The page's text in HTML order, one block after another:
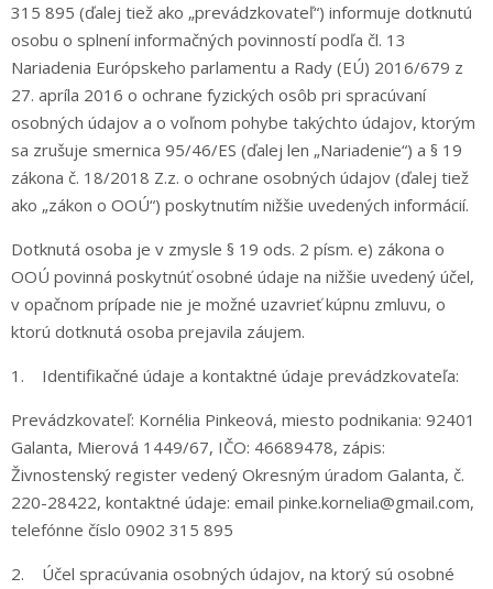
315 895 (ďalej tiež ako „prevádzkovateľ“) informuje dotknutú
osobu o splnení informačných povinností podľa čl. 13
Nariadenia Európskeho parlamentu a Rady (EÚ) 2016/679 z
27. apríla 2016 o ochrane fyzických osôb pri spracúvaní
osobných údajov a o voľnom pohybe takýchto údajov, ktorým
sa zrušuje smernica 95/46/ES (ďalej len „Nariadenie“) a § 19
zákona č. 18/2018 Z.z. o ochrane osobných údajov (ďalej tiež
ako „zákon o OOÚ“) poskytnutím nižšie uvedených informácií.
Dotknutá osoba je v zmysle § 19 ods. 2 písm. e) zákona o
OOÚ povinná poskytnúť osobné údaje na nižšie uvedený účel,
v opačnom prípade nie je možné uzavrieť kúpnu zmluvu, o
ktorú dotknutá osoba prejavila záujem.
1. Identifikačné údaje a kontaktné údaje prevádzkovateľa:
Prevádzkovateľ: Kornélia Pinkeová, miesto podnikania: 92401
Galanta, Mierová 1449/67, IČO: 46689478, zápis:
Živnostenský register vedený Okresným úradom Galanta, č.
220-28422, kontaktné údaje: email pinke.kornelia@gmail.com,
telefónne číslo 0902 315 895
2. Účel spracúvania osobných údajov, na ktorý sú osobné